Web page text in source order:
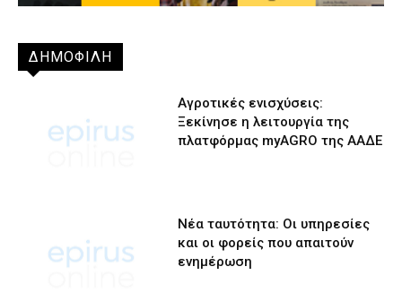
ΔΗΜΟΦΙΛΗ
Αγροτικές ενισχύσεις:
Ξεκίνησε η λειτουργία της
πλατφόρμας myAGRO της ΑΑΔΕ
Νέα ταυτότητα: Οι υπηρεσίες
και οι φορείς που απαιτούν
ενημέρωση